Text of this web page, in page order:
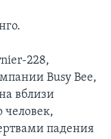
228,
Busy Bee,
вблизи
человек,
падения